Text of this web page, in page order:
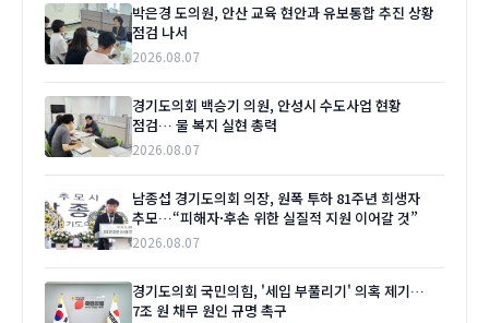
박은경 도의원, 안산 교육 현안과 유보통합 추진 상황
점검 나서
2026.08.07
경기도의회 백승기 의원, 안성시 수도사업 현황
점검… 물 복지 실현 총력
2026.08.07
남종섭 경기도의회 의장, 원폭 투하 81주년 희생자
추모…“피해자·후손 위한 실질적 지원 이어갈 것”
2026.08.07
경기도의회 국민의힘, '세입 부풀리기' 의혹 제기…
7조 원 채무 원인 규명 촉구